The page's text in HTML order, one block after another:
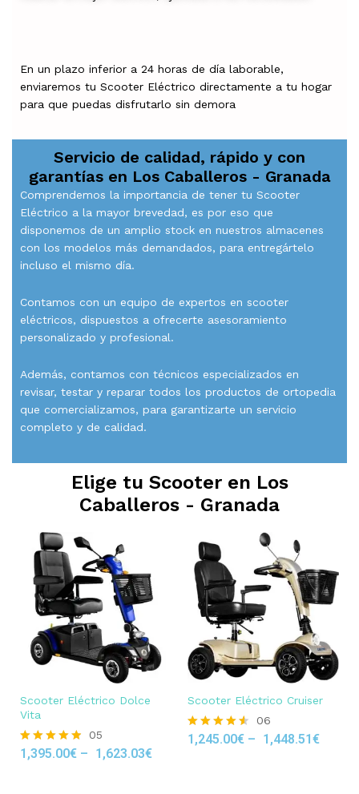
En un plazo inferior a 24 horas de día laborable,
enviaremos tu Scooter Eléctrico directamente a tu hogar
para que puedas disfrutarlo sin demora
Servicio de calidad, rápido y con
garantías en Los Caballeros - Granada
Comprendemos la importancia de tener tu Scooter
Eléctrico a la mayor brevedad, es por eso que
disponemos de un amplio stock en nuestros almacenes
con los modelos más demandados, para entregártelo
incluso el mismo día.
Contamos con un equipo de expertos en scooter
eléctricos, dispuestos a ofrecerte asesoramiento
personalizado y profesional.
Además, contamos con técnicos especializados en
revisar, testar y reparar todos los productos de ortopedia
que comercializamos, para garantizarte un servicio
completo y de calidad.
Elige tu Scooter en Los
Caballeros - Granada
Scooter Eléctrico Dolce
Vita
Rated
05
1,395.00€ – 1,623.03€
Scooter Eléctrico Cruiser
Rated
06
1,245.00€ – 1,448.51€